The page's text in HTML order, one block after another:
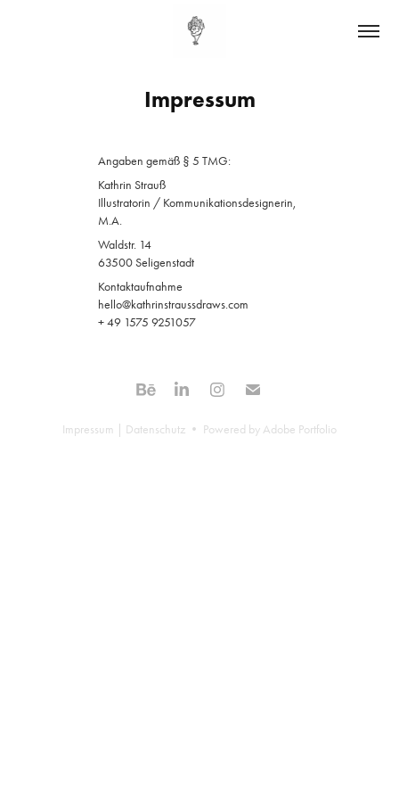
Impressum
Angaben gemäß § 5 TMG:
Kathrin Strauß
Illustratorin / Kommunikationsdesignerin,
M.A.
Waldstr. 14
63500 Seligenstadt
Kontaktaufnahme
hello@kathrinstraussdraws.com
+ 49 1575 9251057
Impressum Datenschutz • Powered by Adobe Portfolio